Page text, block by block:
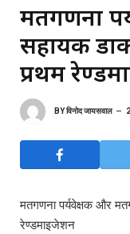
मतगणना
सहायक
प्रथम
BYविनोद जायसवाल
मतगणना पर्यवेक्षक और
रेण्डमाइजेशन